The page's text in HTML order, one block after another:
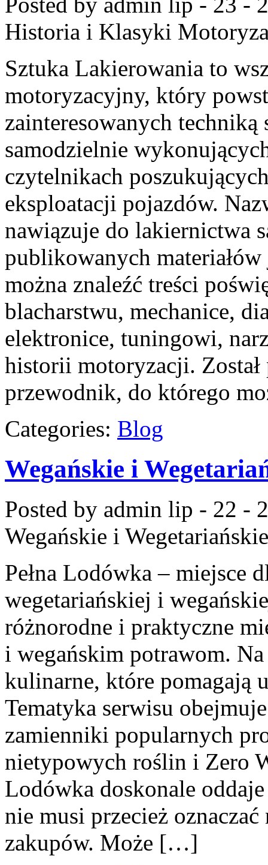
Historia i Klasyki
Sztuka Lakierowania to
motoryzacyjny, który
zainteresowanych techniką
samodzielnie
czytelnikach
eksploatacji pojazdów.
nawiązuje do lakiernictwa
publikowanych materiałów
można znaleźć treści
blacharstwu, mechanice,
elektronice, tuningowi,
historii motoryzacji.
przewodnik, do którego
Categories: Blog
Wegańskie i
Posted by admin lip - 22 -
Wegańskie i
Pełna Lodówka – miejsce
wegetariańskiej i
różnorodne i praktyczne
i wegańskim potrawom.
kulinarne, które pomagają
Tematyka serwisu
zamienniki popularnych
nietypowych roślin i Zero
Lodówka doskonale
nie musi przecież
zakupów. Może […]